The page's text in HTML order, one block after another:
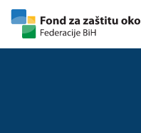
Skip to content
Skip to footer